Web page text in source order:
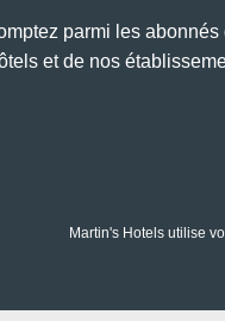
parmi les
et de nos
Martin's Hotels utilise